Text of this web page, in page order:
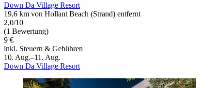
Down Da Village Resort
19,6 km von Hollant Beach (Strand) entfernt
2,0/10
(1 Bewertung)
9 €
inkl. Steuern & Gebühren
10. Aug.–11. Aug.
Down Da Village Resort